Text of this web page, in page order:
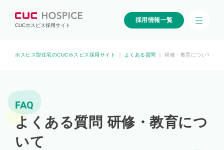
CUCホスピス採用サイト
採用情報一覧
ホスピス型住宅のCUCホスピス採用サイト よくある質問 研修・教育について
FAQ
よくある質問 研修・教育につ
いて